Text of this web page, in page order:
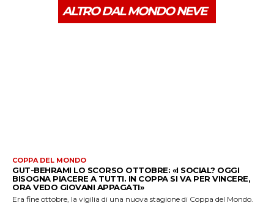
ALTRO DAL MONDO NEVE
COPPA DEL MONDO
GUT-BEHRAMI LO SCORSO OTTOBRE: «I SOCIAL? OGGI
BISOGNA PIACERE A TUTTI. IN COPPA SI VA PER VINCERE,
ORA VEDO GIOVANI APPAGATI»
Era fine ottobre, la vigilia di una nuova stagione di Coppa del Mondo.